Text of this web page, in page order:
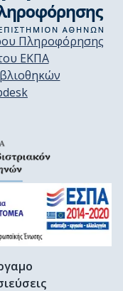
Πληροφόρησης
ΕΚΠΑ